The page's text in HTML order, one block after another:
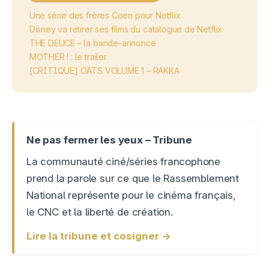
Une série des frères Coen pour Netflix
Disney va retirer ses films du catalogue de Netflix
THE DEUCE – la bande-annonce
MOTHER ! : le trailer
[CRITIQUE] OATS VOLUME 1 – RAKKA
Ne pas fermer les yeux – Tribune
La communauté ciné/séries francophone
prend la parole sur ce que le Rassemblement
National représente pour le cinéma français,
le CNC et la liberté de création.
Lire la tribune et cosigner →